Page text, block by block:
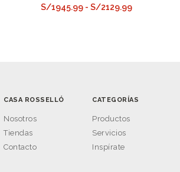
S/1945.99 - S/2129.99
CASA ROSSELLÓ
Nosotros
Tiendas
Contacto
CATEGORÍAS
Productos
Servicios
Inspírate